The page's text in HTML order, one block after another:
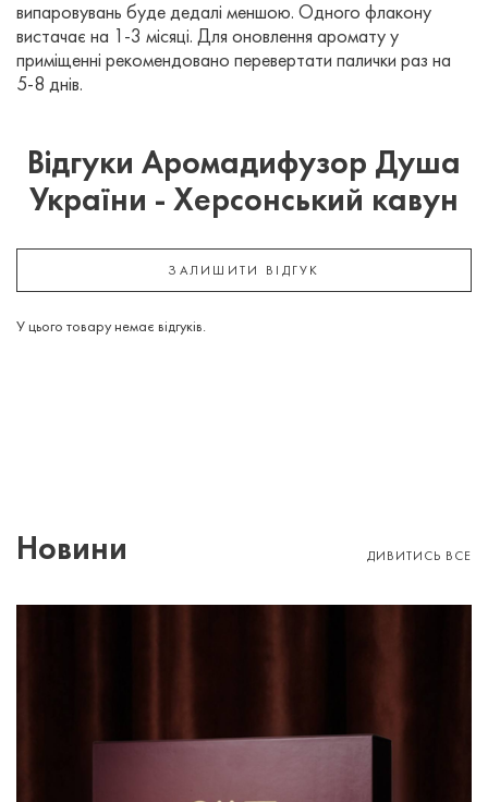
випаровувань буде дедалі меншою. Одного флакону
вистачає на 1-3 місяці. Для оновлення аромату у
приміщенні рекомендовано перевертати палички раз на
5-8 днів.
Відгуки Аромадифузор Душа
України - Херсонський кавун
ЗАЛИШИТИ ВІДГУК
У цього товару немає відгуків.
Новини ДИВИТИСЬ ВСЕ